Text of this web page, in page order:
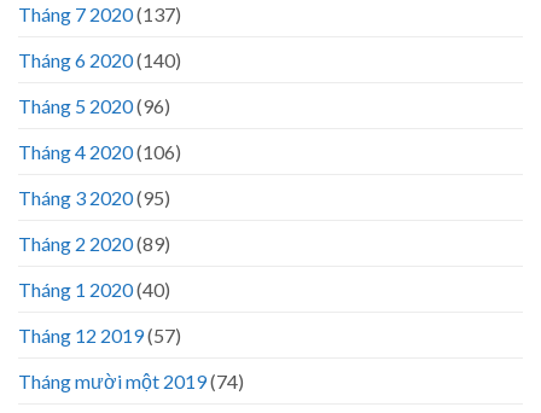
Tháng 7 2020(137)
Tháng 6 2020(140)
Tháng 5 2020(96)
Tháng 4 2020(106)
Tháng 3 2020(95)
Tháng 2 2020(89)
Tháng 1 2020(40)
Tháng 12 2019(57)
Tháng mười một 2019(74)